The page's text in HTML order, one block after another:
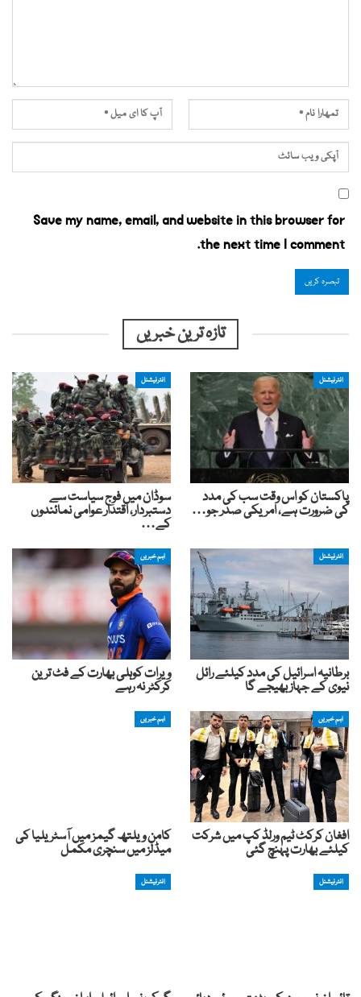
Save my name, email, and website in this browser for
the next time I comment.
تازہ ترین خبریں
انٹرنیشنل
پاکستان کو اس وقت سب کی مدد
کی ضرورت ہے، امریکی صدر جو…
انٹرنیشنل
سوڈان میں فوج سیاست سے
دستبردار، اقتدار عوامی نمائندوں
کے…
انٹرنیشنل
برطانیہ اسرائیل کی مدد کیلئے رائل
نیوی کے جہاز بھیجے گا
اہم خبریں
ویرات کوہلی بھارت کے فٹ ترین
کرکٹر نہ رہے
اہم خبریں
افغان کرکٹ ٹیم ورلڈ کپ میں شرکت
کیلئے بھارت پہنچ گئی
اہم خبریں
کامن ویلتھ گیمز میں آسٹریلیا کی
میڈلز میں سنچری مکمل
انٹرنیشنل انٹرنیشنل